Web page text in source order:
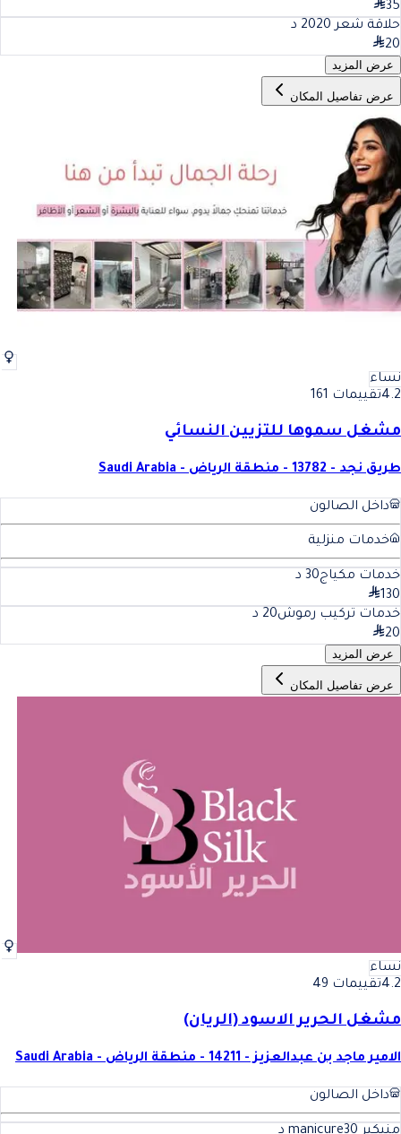
35
حلاقة شعر 20 20
د
20
عرض المزيد
عرض تفاصيل المكان
نساء
4.2تقييمات 161
مشغل سموها للتزيين النسائي
طريق نجد - 13782 - منطقة الرياض - Saudi Arabia
داخل الصالون
خدمات منزلية
خدمات مكياج30 د
130
خدمات تركيب رموش20 د
20
عرض المزيد
عرض تفاصيل المكان
نساء
4.2تقييمات 49
مشغل الحرير الاسود (الريان)
الامير ماجد بن عبدالعزيز - 14211 - منطقة الرياض - Saudi Arabia
داخل الصالون